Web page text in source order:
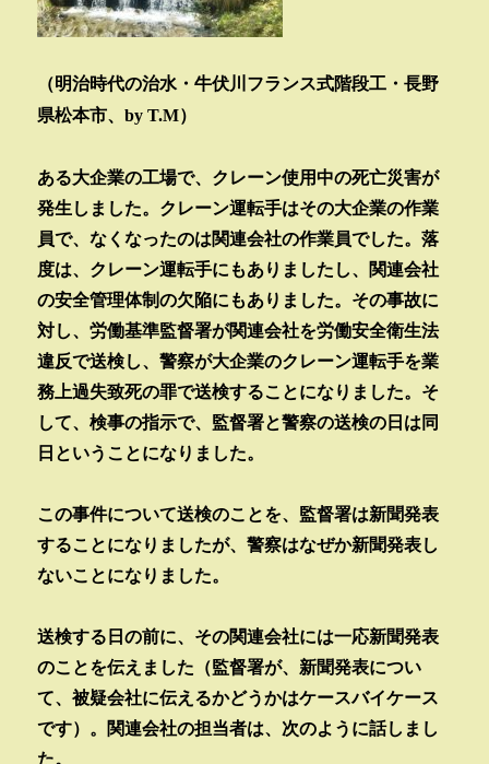
（明治時代の治水・牛伏川フランス式階段工・長野
県松本市、by T.M）
ある大企業の工場で、クレーン使用中の死亡災害が
発生しました。クレーン運転手はその大企業の作業
員で、なくなったのは関連会社の作業員でした。落
度は、クレーン運転手にもありましたし、関連会社
の安全管理体制の欠陥にもありました。その事故に
対し、労働基準監督署が関連会社を労働安全衛生法
違反で送検し、警察が大企業のクレーン運転手を業
務上過失致死の罪で送検することになりました。そ
して、検事の指示で、監督署と警察の送検の日は同
日ということになりました。
この事件について送検のことを、監督署は新聞発表
することになりましたが、警察はなぜか新聞発表し
ないことになりました。
送検する日の前に、その関連会社には一応新聞発表
のことを伝えました（監督署が、新聞発表につい
て、被疑会社に伝えるかどうかはケースバイケース
です）。関連会社の担当者は、次のように話しまし
た。